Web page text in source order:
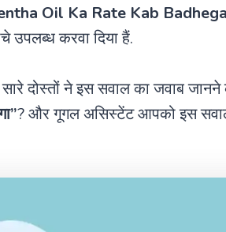
Oil Ka Rate Kab Badhega
उपलब्ध करवा दिया हैं.
दोस्तों ने इस सवाल का जवाब
? और गूगल असिस्टेंट आपको इस